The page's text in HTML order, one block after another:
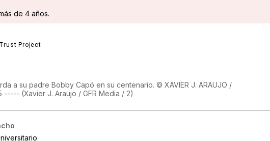
de 4 años.
a su padre Bobby Capó en su centenario. © XAVIER J. ARAUJO /
----- (Xavier J. Araujo / GFR Media / 2)